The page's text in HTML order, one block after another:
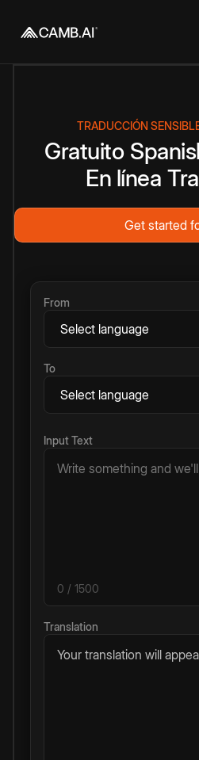
TRADUCCIÓN
Gratuito
En línea
Get started
From
To
Input Text
0 / 1500
Translation
Your translation will